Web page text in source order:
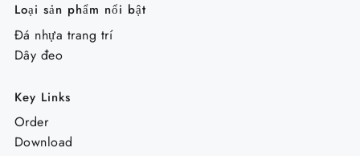
Loại sản phẩm nổi bật
Đá nhựa trang trí
Dây đeo
Key Links
Order
Download